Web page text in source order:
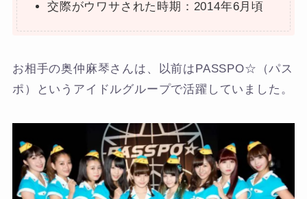
交際がウワサされた時期：2014年6月頃
お相手の奥仲麻琴さんは、以前はPASSPO☆（パス
ポ）というアイドルグループで活躍していました。